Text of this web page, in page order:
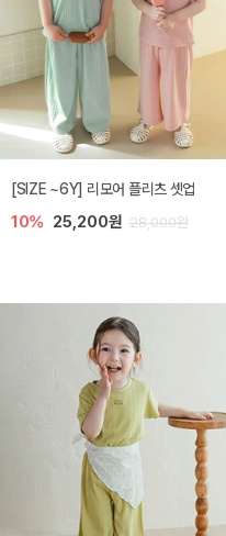
[SIZE ~6Y] 리모어 플리츠 셋업
10% 25,200원 28,000원